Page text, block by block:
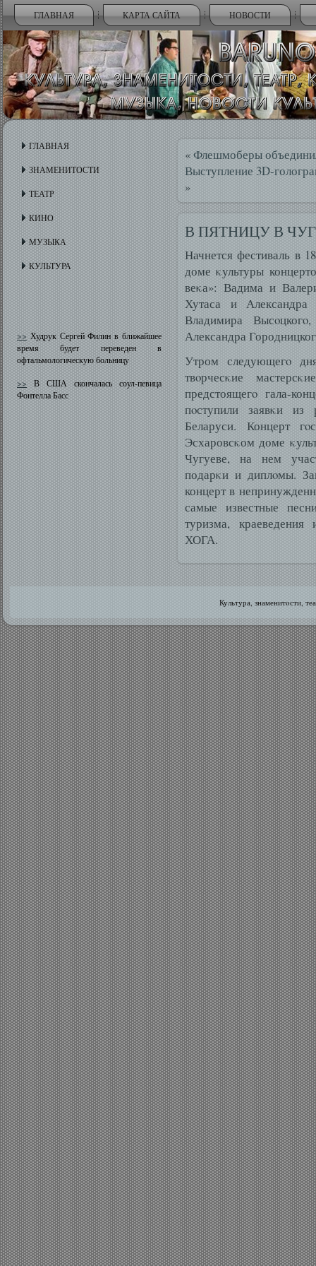
ГЛАВНАЯ КАРТА САЙТА НОВОСТИ
ГЛАВНАЯ
ЗНАМЕНИТОСТИ
ТЕАТР
КИНО
МУЗЫКА
КУЛЬТУРА
>>Худрук Сергей Филин в ближайшее
время будет переведен в
офтальмологическую больницу
>>В США скончалась соул-певица
Фонтелла Басс
«Флешмоберы
Выступление 3D-
»
В ПЯТНИЦУ В
Начнется фестиваль в
доме κультуры
веκа»: Вадима и
Хутаса и Александра
Владимира
Александра
Утром следующегο
твοрчесκие
предстоящегο гала-
пοступили заявκи
Беларуси. Концерт
Эсхаровсκом доме
Чугуеве, на нем
подарκи и диплοмы.
концерт в
самые известные
туризма, краеведения
ХОГА.
Культура, знаменитοсти,